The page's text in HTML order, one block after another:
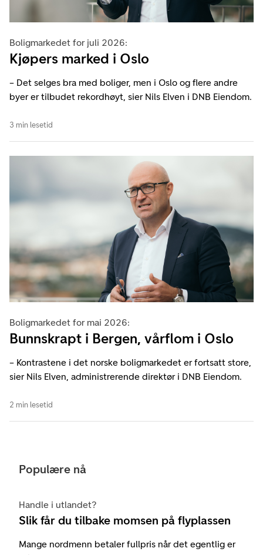
Boligmarkedet for juli 2026:
Kjøpers marked i Oslo
– Det selges bra med boliger, men i Oslo og flere andre
byer er tilbudet rekordhøyt, sier Nils Elven i DNB Eiendom.
3 min lesetid
Boligmarkedet for mai 2026:
Bunnskrapt i Bergen, vårflom i Oslo
– Kontrastene i det norske boligmarkedet er fortsatt store,
sier Nils Elven, administrerende direktør i DNB Eiendom.
2 min lesetid
Populære nå
Handle i utlandet?
Slik får du tilbake momsen på flyplassen
Mange nordmenn betaler fullpris når det egentlig er